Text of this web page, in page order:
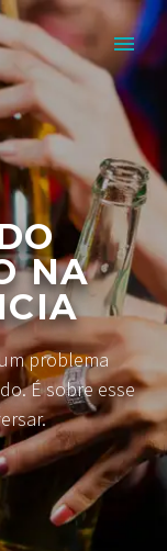
NA
problema
É sobre esse